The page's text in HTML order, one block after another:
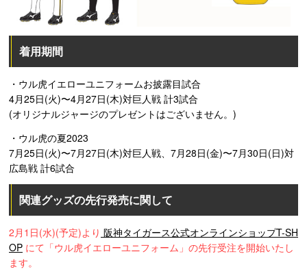
着用期間
・ウル虎イエローユニフォームお披露目試合
4月25日(火)〜4月27日(木)対巨人戦 計3試合
(オリジナルジャージのプレゼントはございません。)
・ウル虎の夏2023
7月25日(火)〜7月27日(木)対巨人戦、7月28日(金)〜7月30日(日)対
広島戦 計6試合
関連グッズの先行発売に関して
2月1日(水)(予定)より 阪神タイガース公式オンラインショップT-SH
OP にて「ウル虎イエローユニフォーム」の先行受注を開始いたし
ます。